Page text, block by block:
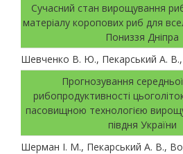
Сучасний стан вирощування
матеріалу коропових риб для
Пониззя Дніпра
Шевченко В. Ю., Пекарський А.
Прогнозування
рибопродуктивності
пасовищною технологією
півдня України
Шерман І. М., Пекарський А. В.,